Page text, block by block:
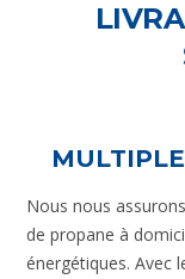
Nous nous
de propane à
énergétiques. Avec